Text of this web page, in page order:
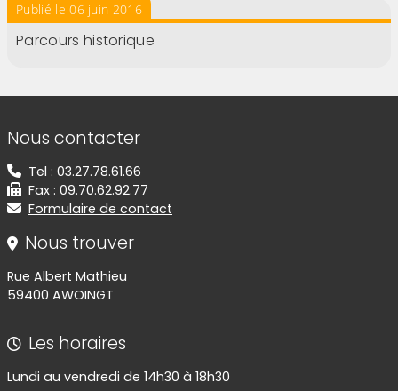
Publié le 06 juin 2016
Parcours historique
Informations de contact
Nous contacter
Tel : 03.27.78.61.66
Fax : 09.70.62.92.77
Formulaire de contact
Nous trouver
Rue Albert Mathieu
59400 AWOINGT
Les horaires
Lundi au vendredi de 14h30 à 18h30